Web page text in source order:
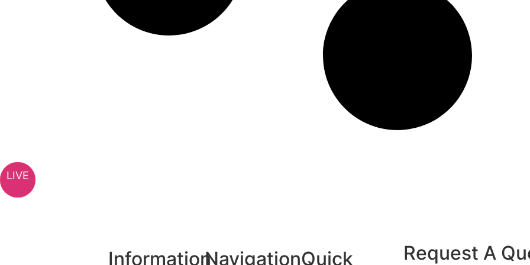
LIVE
InformationNavigationQuick Request A